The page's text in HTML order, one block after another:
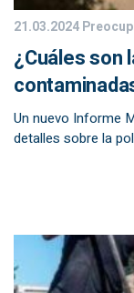
21.03.2024
¿Cuáles son
Un nuevo Informe
detalles sobre la